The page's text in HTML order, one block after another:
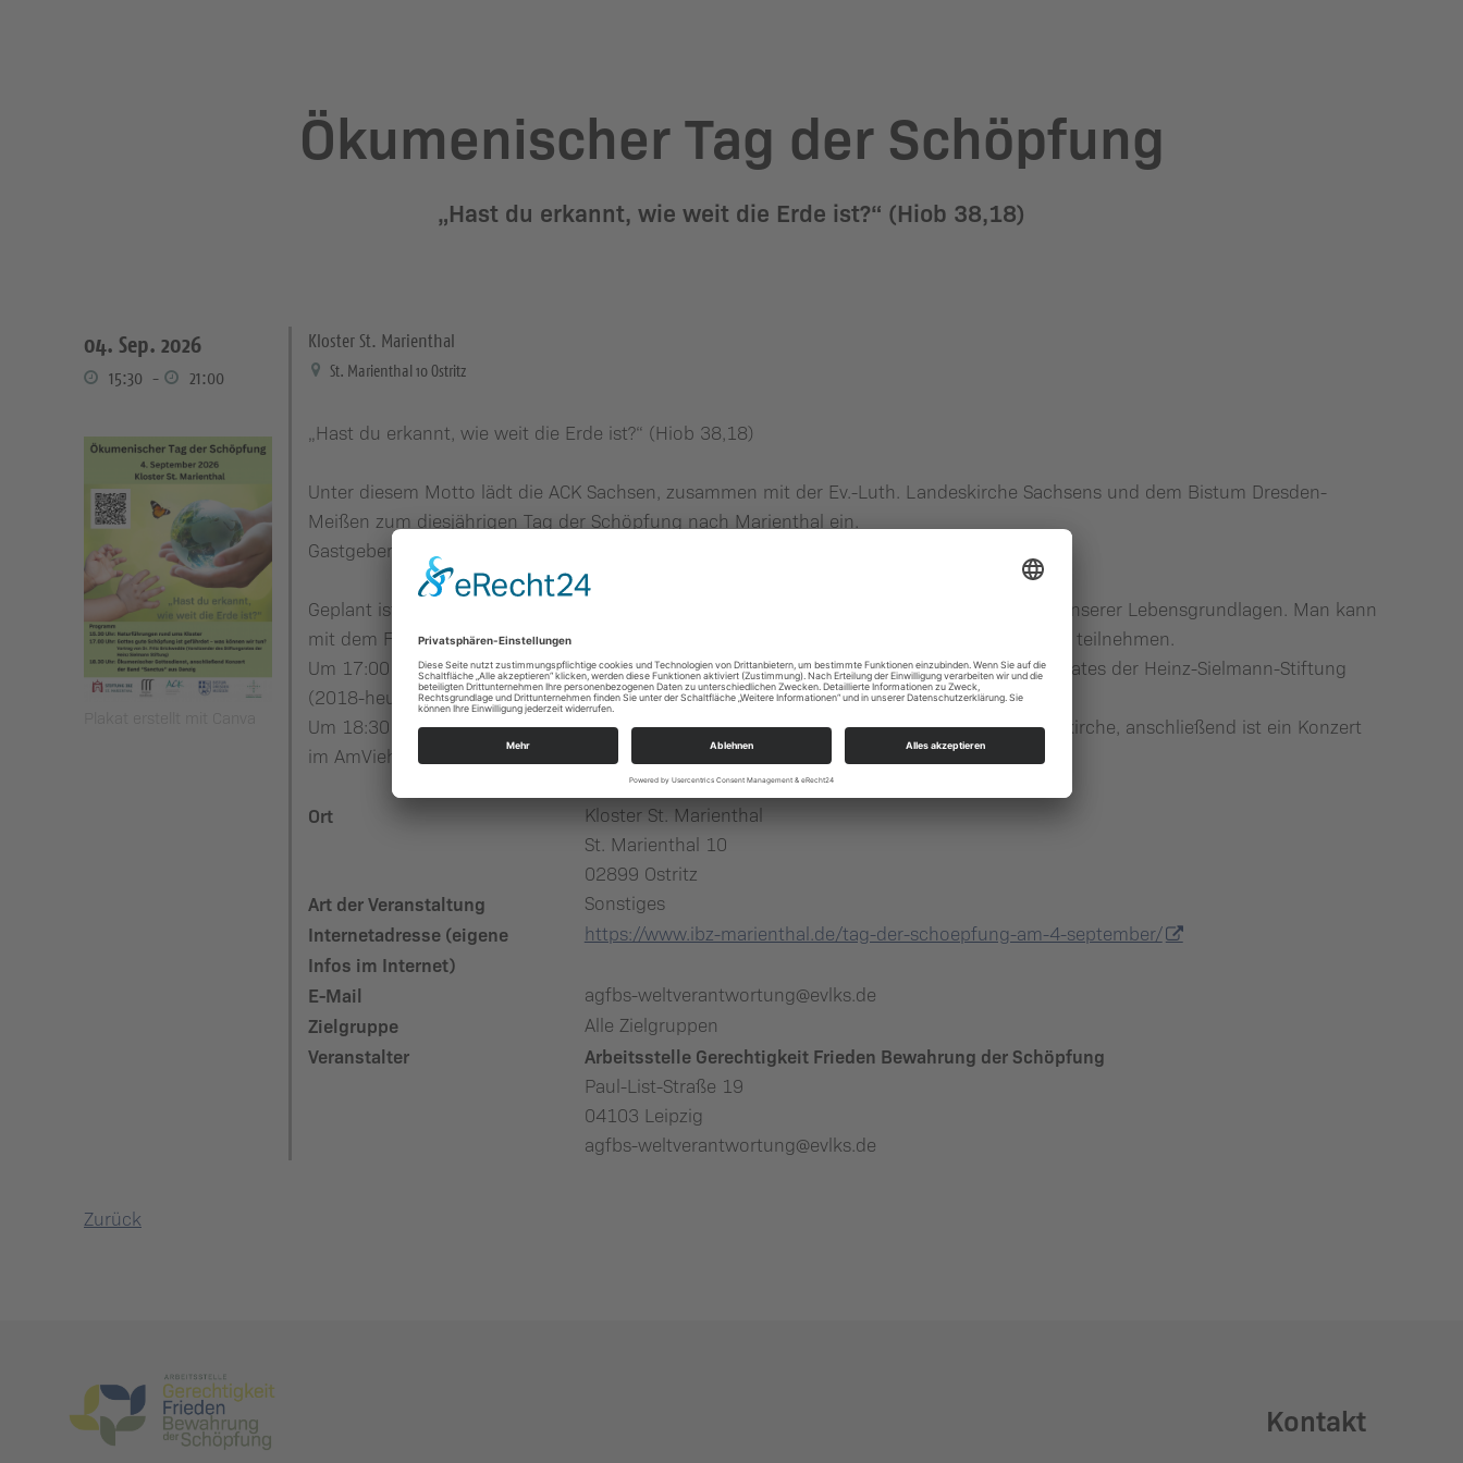
Ökumenischer Tag der Schöpfung
„Hast du erkannt, wie weit die Erde ist?“ (Hiob 38,18)
04. Sep. 2026
15:30 - 21:00
Kloster St. Marienthal
St. Marienthal 10 Ostritz
„Hast du erkannt, wie weit die Erde ist?“ (Hiob 38,18)
Unter diesem Motto lädt die ACK Sachsen, zusammen mit der Ev.-Luth. Landeskirche Sachsens und dem Bistum Dresden-
Meißen zum diesjährigen Tag der Schöpfung nach Marienthal ein.
Gastgeber sind das Kloster Marienthal und das Internationale Begegnungszentrum.
Geplant ist ein vielfältiges Programm zum Thema Schöpfung, Biodiversität und Erhaltung unserer Lebensgrundlagen. Man kann
mit dem Fahrrad anreisen und ab 15:30 Uhr an vielerlei Führungen auf dem Klostergelände teilnehmen.
Um 17:00 Uhr findet ein Vortrag von Herrn Dr. Fritz Brickwedde, Vorsitzender des Stiftungsrates der Heinz-Sielmann-Stiftung
(2018-heute) und Ehrenbürger der Stadt Ostritz im Cesal-Pia-Haus statt.
Um 18:30 Uhr sind alle herzlich eingeladen zum Ökumenischen Gottesdienst in der Klosterkirche, anschließend ist ein Konzert
im AmViehTheater geplant.
Ort
Kloster St. Marienthal
St. Marienthal 10
02899 Ostritz
Art der Veranstaltung Sonstiges
Internetadresse (eigene
Infos im Internet)
https://www.ibz-marienthal.de/tag-der-schoepfung-am-4-september/
E-Mail agfbs-weltverantwortung@evlks.de
Zielgruppe Alle Zielgruppen
Veranstalter Arbeitsstelle Gerechtigkeit Frieden Bewahrung der Schöpfung
Paul-List-Straße 19
04103 Leipzig
agfbs-weltverantwortung@evlks.de
Zurück
Kontakt